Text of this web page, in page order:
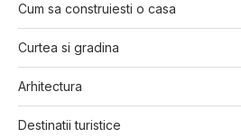
Cum sa construiesti o casa
Curtea si gradina
Arhitectura
Destinatii turistice